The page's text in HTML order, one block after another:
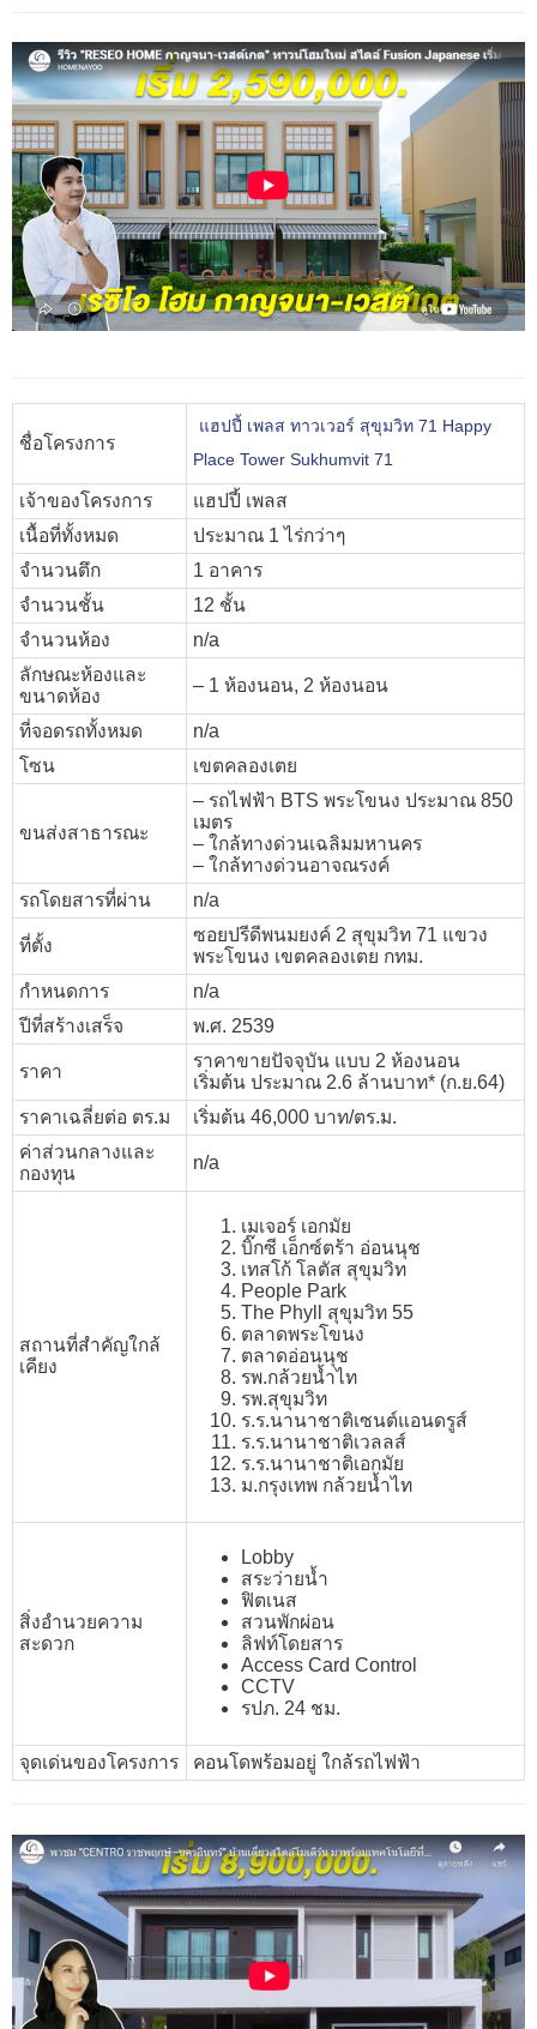
ชื่อโครงการ
แฮปปี้ เพลส ทาวเวอร์ สุขุมวิท 71 Happy
Place Tower Sukhumvit 71
เจ้าของโครงการ
แฮปปี้ เพลส
เนื้อที่ทั้งหมด
ประมาณ 1 ไร่กว่าๆ
จำนวนตึก
1 อาคาร
จำนวนชั้น
12 ชั้น
จำนวนห้อง
n/a
ลักษณะห้องและ
ขนาดห้อง
– 1 ห้องนอน, 2 ห้องนอน
ที่จอดรถทั้งหมด
n/a
โซน
เขตคลองเตย
ขนส่งสาธารณะ
– รถไฟฟ้า BTS พระโขนง ประมาณ 850
เมตร
– ใกล้ทางด่วนเฉลิมมหานคร
– ใกล้ทางด่วนอาจณรงค์
รถโดยสารที่ผ่าน
n/a
ที่ตั้ง
ซอยปรีดีพนมยงค์ 2 สุขุมวิท 71 แขวง
พระโขนง เขตคลองเตย กทม.
กำหนดการ
n/a
ปีที่สร้างเสร็จ
พ.ศ. 2539
ราคา
ราคาขายปัจจุบัน แบบ 2 ห้องนอน
เริ่มต้น ประมาณ 2.6 ล้านบาท* (ก.ย.64)
ราคาเฉลี่ยต่อ ตร.ม
เริ่มต้น 46,000 บาท/ตร.ม.
ค่าส่วนกลางและ
กองทุน
n/a
สถานที่สำคัญใกล้
เคียง
เมเจอร์ เอกมัย
บิ๊กซี เอ็กซ์ตร้า อ่อนนุช
เทสโก้ โลตัส สุขุมวิท
People Park
The Phyll สุขุมวิท 55
ตลาดพระโขนง
ตลาดอ่อนนุช
รพ.กล้วยน้ำไท
รพ.สุขุมวิท
ร.ร.นานาชาติเซนต์แอนดรูส์
ร.ร.นานาชาติเวลลส์
ร.ร.นานาชาติเอกมัย
ม.กรุงเทพ กล้วยน้ำไท
สิ่งอำนวยความ
สะดวก
Lobby
สระว่ายน้ำ
ฟิตเนส
สวนพักผ่อน
ลิฟท์โดยสาร
Access Card Control
CCTV
รปภ. 24 ชม.
จุดเด่นของโครงการ คอนโดพร้อมอยู่ ใกล้รถไฟฟ้า